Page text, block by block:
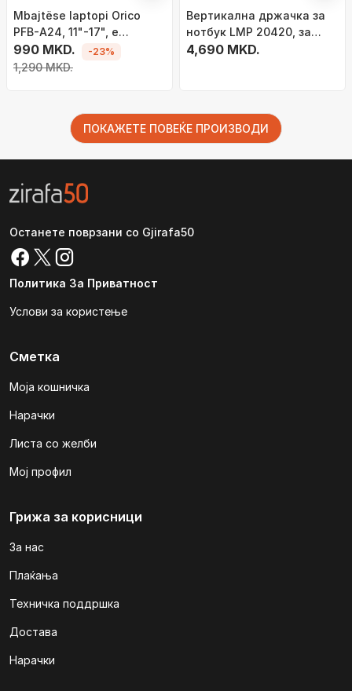
Mbajtëse laptopi Orico
PFB-A24, 11"-17", e
rregullueshme, e zezë
990 MKD.
1,290 MKD.
-23%
Вертикална држачка за
нотбук LMP 20420, за
MacBook 12&quot; до
4,690 MKD.
ПОКАЖЕТЕ ПОВЕЌЕ ПРОИЗВОДИ
Останете поврзани со Gjirafa50
Политика За Приватност
Услови за користење
Сметка
Моја кошничка
Нарачки
Листа со желби
Мој профил
Грижа за корисници
За нас
Плаќања
Техничка поддршка
Достава
Нарачки